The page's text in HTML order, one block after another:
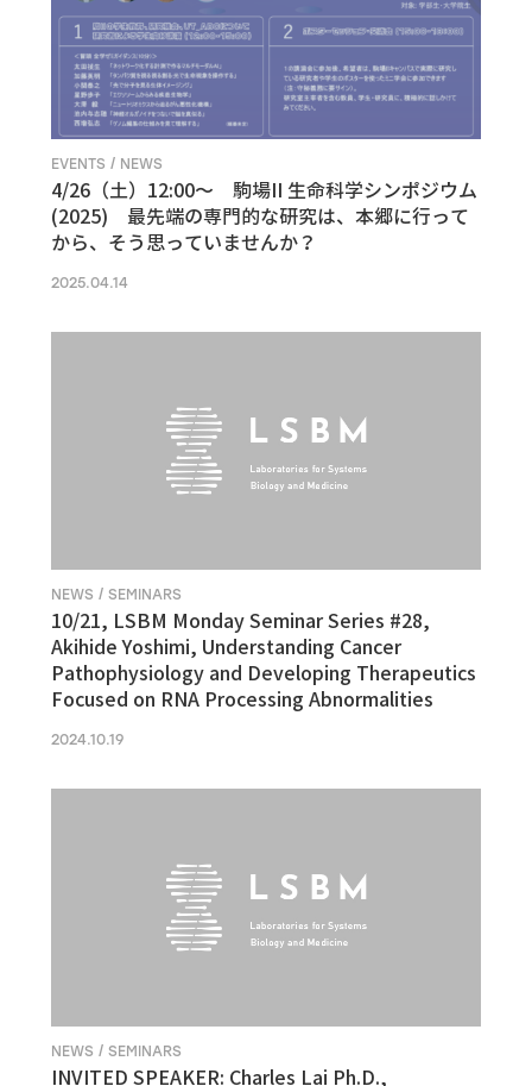
EVENTS / NEWS
4/26（土）12:00〜 駒場II 生命科学シンポジウム
(2025) 最先端の専門的な研究は、本郷に行って
から、そう思っていませんか？
2025.04.14
NEWS / SEMINARS
10/21, LSBM Monday Seminar Series #28,
Akihide Yoshimi, Understanding Cancer
Pathophysiology and Developing Therapeutics
Focused on RNA Processing Abnormalities
2024.10.19
NEWS / SEMINARS
INVITED SPEAKER: Charles Lai Ph.D.,